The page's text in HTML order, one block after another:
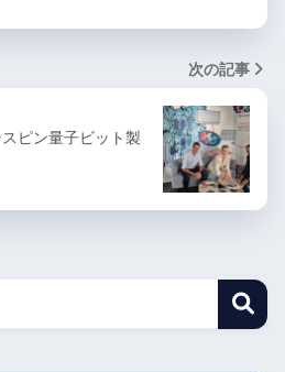
次の記事
ピン量子ビット製